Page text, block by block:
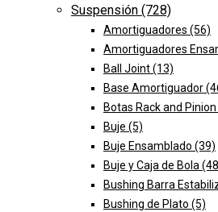
Suspensión (728)
Amortiguadores (56)
Amortiguadores
Ball Joint(13)
Base Amortiguador
Botas Rack and Pinion
Buje (5)
Buje Ensamblado (39)
Buje y Caja de Bola
Bushing Barra
Bushing de Plato (5)